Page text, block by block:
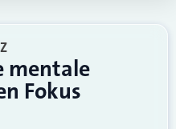
mentale
Fokus